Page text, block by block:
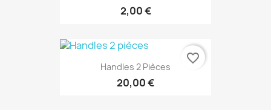
2,00 €
Handles 2 Pièces
20,00 €
favorite_border